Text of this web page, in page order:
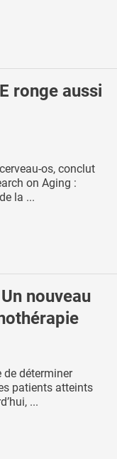
ronge aussi
os, conclut
on Aging :
la ...
nouveau
de déterminer
patients atteints
...